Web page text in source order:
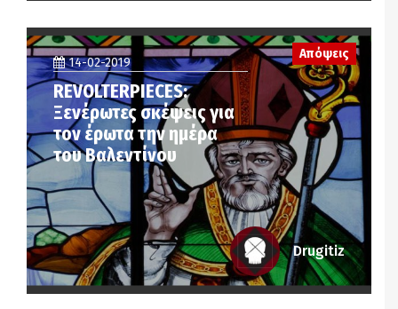
14-02-2019
REVOLTERPIECES:
Ξενέρωτες σκέψεις για
τον έρωτα την ημέρα
του Βαλεντίνου
Απόψεις
Drugitiz